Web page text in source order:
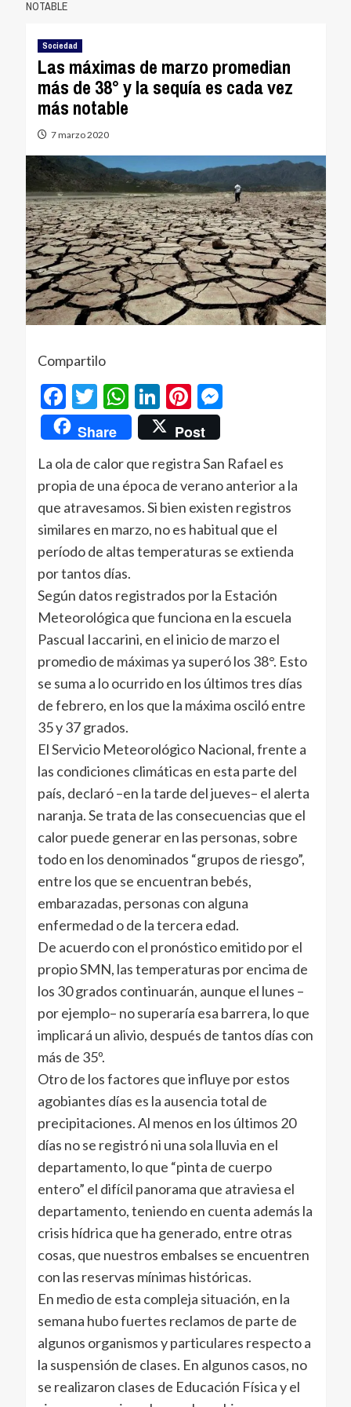
NOTABLE
Sociedad
Las máximas de marzo promedian
más de 38° y la sequía es cada vez
más notable
7 marzo 2020
Compartilo
Facebook
Twitter
WhatsApp
LinkedIn
Pinterest
Messenger
Share Post
La ola de calor que registra San Rafael es
propia de una época de verano anterior a la
que atravesamos. Si bien existen registros
similares en marzo, no es habitual que el
período de altas temperaturas se extienda
por tantos días.
Según datos registrados por la Estación
Meteorológica que funciona en la escuela
Pascual Iaccarini, en el inicio de marzo el
promedio de máximas ya superó los 38°. Esto
se suma a lo ocurrido en los últimos tres días
de febrero, en los que la máxima osciló entre
35 y 37 grados.
El Servicio Meteorológico Nacional, frente a
las condiciones climáticas en esta parte del
país, declaró –en la tarde del jueves– el alerta
naranja. Se trata de las consecuencias que el
calor puede generar en las personas, sobre
todo en los denominados “grupos de riesgo”,
entre los que se encuentran bebés,
embarazadas, personas con alguna
enfermedad o de la tercera edad.
De acuerdo con el pronóstico emitido por el
propio SMN, las temperaturas por encima de
los 30 grados continuarán, aunque el lunes –
por ejemplo– no superaría esa barrera, lo que
implicará un alivio, después de tantos días con
más de 35º.
Otro de los factores que influye por estos
agobiantes días es la ausencia total de
precipitaciones. Al menos en los últimos 20
días no se registró ni una sola lluvia en el
departamento, lo que “pinta de cuerpo
entero” el difícil panorama que atraviesa el
departamento, teniendo en cuenta además la
crisis hídrica que ha generado, entre otras
cosas, que nuestros embalses se encuentren
con las reservas mínimas históricas.
En medio de esta compleja situación, en la
semana hubo fuertes reclamos de parte de
algunos organismos y particulares respecto a
la suspensión de clases. En algunos casos, no
se realizaron clases de Educación Física y el